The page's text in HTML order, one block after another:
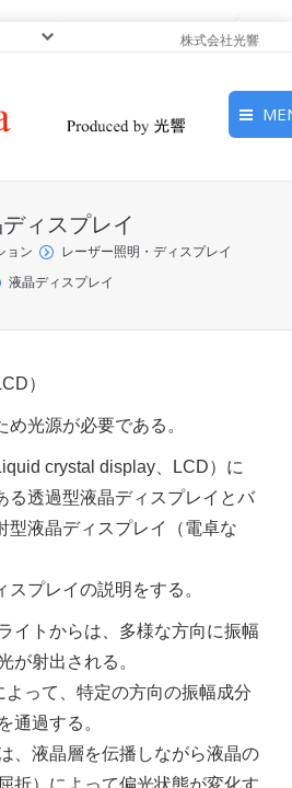
株式会社光響
ピックアップ
光基礎・光源
サービス
ィスプレイ
ョン
レーザー照明・ディスプレイ
液晶ディスプレイ
）
光源が必要である。
crystal display、LCD）に
る透過型液晶ディスプレイとバ
型液晶ディスプレイ（電卓な
プレイの説明をする。
イトからは、多様な方向に振幅
が射出される。
よって、特定の方向の振幅成分
通過する。
、液晶層を伝播しながら液晶の
折）によって偏光状態が変化す